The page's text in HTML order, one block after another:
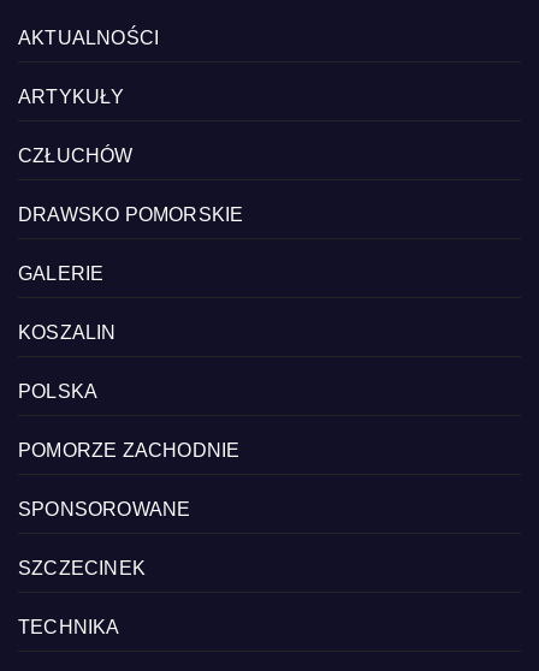
AKTUALNOŚCI
ARTYKUŁY
CZŁUCHÓW
DRAWSKO POMORSKIE
GALERIE
KOSZALIN
POLSKA
POMORZE ZACHODNIE
SPONSOROWANE
SZCZECINEK
TECHNIKA